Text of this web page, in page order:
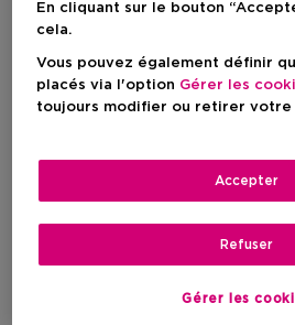
En cliquant sur le bouton
cela.
Vous pouvez également définir
placés via l'option Gérer les
toujours modifier ou retirer votre
Gérer les
Refuser
Accepter